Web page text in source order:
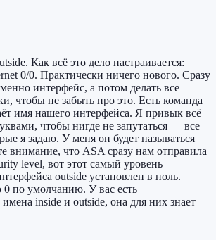
Как всё это дело настраивается:
0/0. Практически ничего нового. Сразу
интерфейс, а потом делать все
чтобы не забыть про это. Есть команда
имя нашего интерфейса. Я привык всё
чтобы нигде не запутаться — все
я задаю. У меня он будет называться
внимание, что ASA сразу нам отправила
level, вот этот самый уровень
outside установлен в ноль.
0 по умолчанию. У вас есть
inside и outside, она для них знает